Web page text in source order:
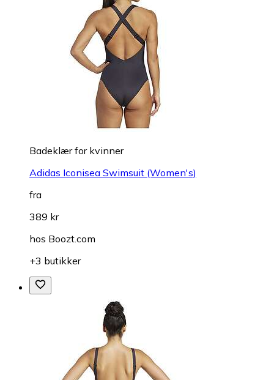
Badeklær for kvinner
Adidas Iconisea Swimsuit (Women's)
fra
389 kr
hos Boozt.com
+3 butikker